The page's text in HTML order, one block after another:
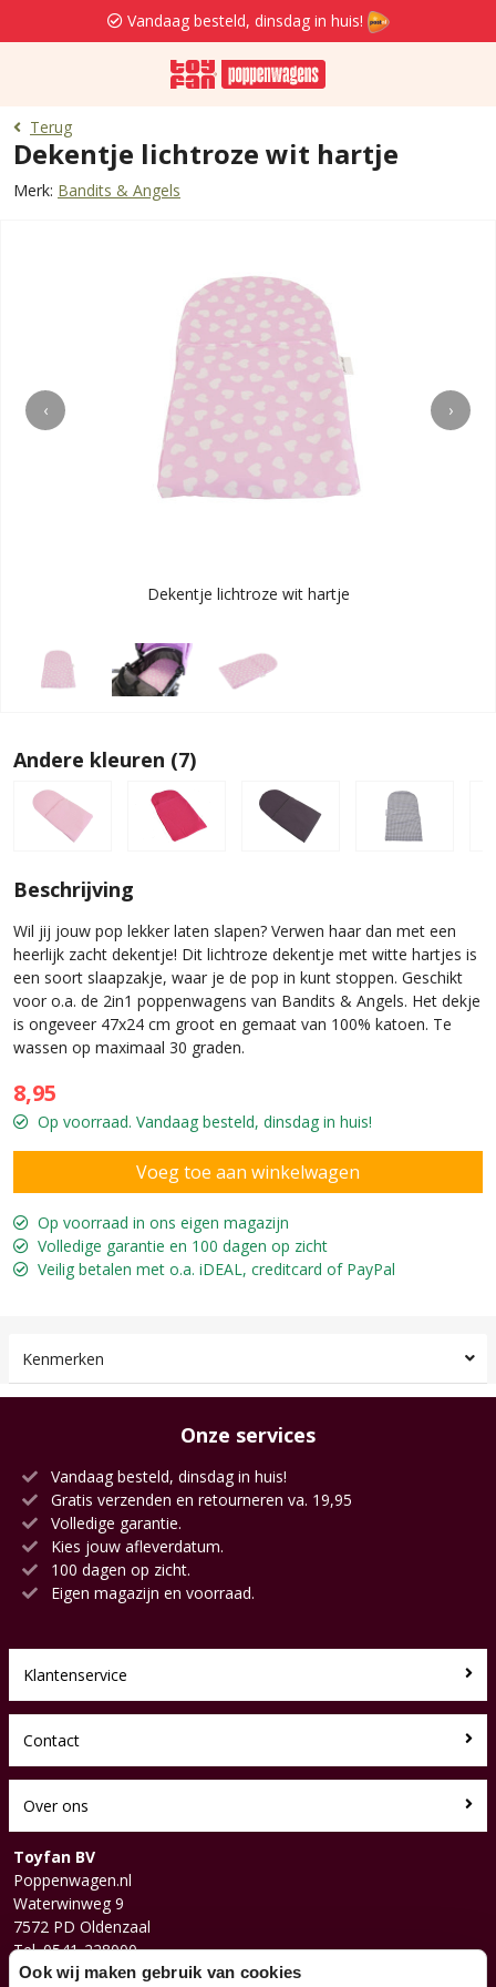
Vandaag besteld, dinsdag in huis!
Terug
Dekentje lichtroze wit hartje
Merk: Bandits & Angels
‹ ›
Dekentje lichtroze wit hartje
Andere kleuren (7)
Beschrijving
Wil jij jouw pop lekker laten slapen? Verwen haar dan met een
heerlijk zacht dekentje! Dit lichtroze dekentje met witte hartjes is
een soort slaapzakje, waar je de pop in kunt stoppen. Geschikt
voor o.a. de 2in1 poppenwagens van Bandits & Angels. Het dekje
is ongeveer 47x24 cm groot en gemaat van 100% katoen. Te
wassen op maximaal 30 graden.
8,95
Op voorraad. Vandaag besteld, dinsdag in huis!
Op voorraad in ons eigen magazijn
Volledige garantie en 100 dagen op zicht
Veilig betalen met o.a. iDEAL, creditcard of PayPal
Kenmerken
Onze services
Vandaag besteld, dinsdag in huis!
Gratis verzenden en retourneren va. 19,95
Volledige garantie.
Kies jouw afleverdatum.
100 dagen op zicht.
Eigen magazijn en voorraad.
Klantenservice
Contact
Over ons
Toyfan BV
Poppenwagen.nl
Waterwinweg 9
7572 PD Oldenzaal
Tel. 0541-228000
Facebook
Ook wij maken gebruik van cookies